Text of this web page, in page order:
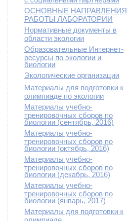
ОСНОВНЫЕ НАПРАВЛЕНИЯ
РАБОТЫ ЛАБОРАТОРИИ
Нормативные документы в
области экологии
Образовательные Интернет-
ресурсы по экологии и
биологии
Экологические организации
Материалы для подготовки к
олимпиаде по экологии
Материалы учебно-
тренировочных сборов по
биологии (сентябрь, 2016)
Материалы учебно-
тренировочных сборов по
биологии (октябрь, 2016)
Материалы учебно-
тренировочных сборов по
биологии (декабрь, 2016)
Материалы учебно-
тренировочных сборов по
биологии (январь, 2017)
Материалы для подготовки к
олимпиаде